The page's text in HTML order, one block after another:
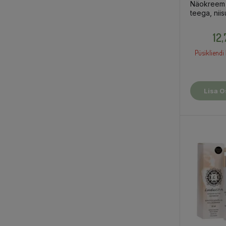
teega,
Püsikliendi
Lisa